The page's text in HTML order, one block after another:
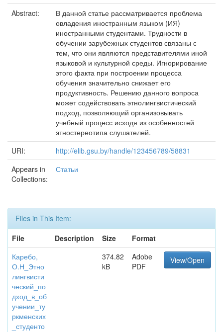
Abstract:
В данной статье рассматривается проблема
овладения иностранным языком (ИЯ)
иностранными студентами. Трудности в
обучении зарубежных студентов связаны с
тем, что они являются представителями иной
языковой и культурной среды. Игнорирование
этого факта при построении процесса
обучения значительно снижает его
продуктивность. Решению данного вопроса
может содействовать этнолингвистический
подход, позволяющий организовывать
учебный процесс исходя из особенностей
этностереотипа слушателей.
URI:
http://elib.gsu.by/handle/123456789/58831
Appears in
Collections:
Статьи
Files in This Item:
File
Description Size
Format
Каребо,
О.Н_Этно
лингвисти
ческий_по
дход_в_об
учении_ту
ркменских
_студенто
374.82
kB
Adobe
PDF
View/Open